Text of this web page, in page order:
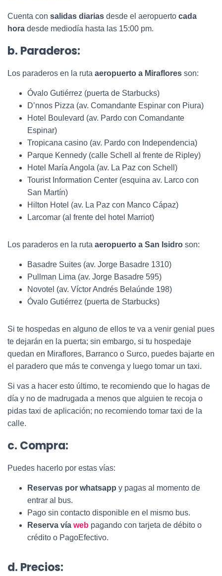
Cuenta con salidas diarias desde el aeropuerto cada
hora desde mediodía hasta las 15:00 pm.
b. Paraderos:
Los paraderos en la ruta aeropuerto a Miraflores son:
Óvalo Gutiérrez (puerta de Starbucks)
D’nnos Pizza (av. Comandante Espinar con Piura)
Hotel Boulevard (av. Pardo con Comandante
Espinar)
Tropicana casino (av. Pardo con Independencia)
Parque Kennedy (calle Schell al frente de Ripley)
Hotel María Angola (av. La Paz con Schell)
Tourist Information Center (esquina av. Larco con
San Martín)
Hilton Hotel (av. La Paz con Manco Cápaz)
Larcomar (al frente del hotel Marriot)
Los paraderos en la ruta aeropuerto a San Isidro son:
Basadre Suites (av. Jorge Basadre 1310)
Pullman Lima (av. Jorge Basadre 595)
Novotel (av. Víctor Andrés Belaúnde 198)
Óvalo Gutiérrez (puerta de Starbucks)
Si te hospedas en alguno de ellos te va a venir genial pues
te dejarán en la puerta; sin embargo, si tu hospedaje
quedan en Miraflores, Barranco o Surco, puedes bajarte en
el paradero que más te convenga y luego tomar un taxi.
Si vas a hacer esto último, te recomiendo que lo hagas de
día y no de madrugada a menos que alguien te recoja o
pidas taxi de aplicación; no recomiendo tomar taxi de la
calle.
c. Compra:
Puedes hacerlo por estas vías:
Reservas por whatsapp y pagas al momento de
entrar al bus.
Pago sin contacto disponible en el mismo bus.
Reserva vía web pagando con tarjeta de débito o
crédito o PagoEfectivo.
d. Precios: